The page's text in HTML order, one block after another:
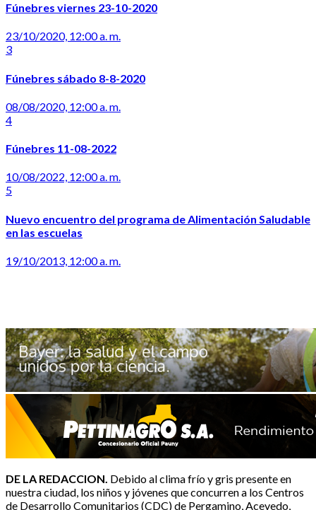
Fúnebres viernes 23-10-2020
23/10/2020, 12:00 a. m.
3
Fúnebres sábado 8-8-2020
08/08/2020, 12:00 a. m.
4
Fúnebres 11-08-2022
10/08/2022, 12:00 a. m.
5
Nuevo encuentro del programa de Alimentación Saludable
en las escuelas
19/10/2013, 12:00 a. m.
DE LA REDACCION. Debido al clima frío y gris presente en
nuestra ciudad, los niños y jóvenes que concurren a los Centros
de Desarrollo Comunitarios (CDC) de Pergamino, Acevedo,